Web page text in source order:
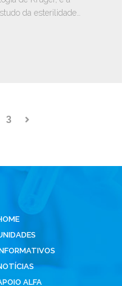
da esterilidade…
3
ALFA